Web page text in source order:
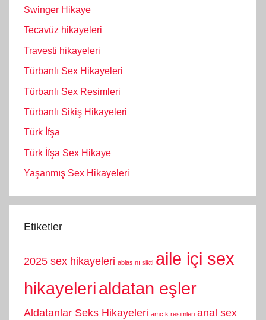
Swinger Hikaye
Tecavüz hikayeleri
Travesti hikayeleri
Türbanlı Sex Hikayeleri
Türbanlı Sex Resimleri
Türbanlı Sikiş Hikayeleri
Türk İfşa
Türk İfşa Sex Hikaye
Yaşanmış Sex Hikayeleri
Etiketler
2025 sex hikayeleri ablasını sikti aile içi sex
hikayelerialdatan eşler
Aldatanlar Seks Hikayeleri amcık resimleri anal sex